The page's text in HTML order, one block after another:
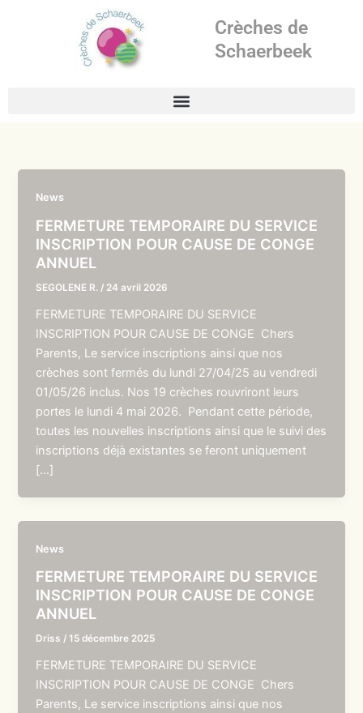
Crèches de
Schaerbeek
News
FERMETURE TEMPORAIRE DU SERVICE
INSCRIPTION POUR CAUSE DE CONGE
ANNUEL
SEGOLENE R. / 24 avril 2026
FERMETURE TEMPORAIRE DU SERVICE
INSCRIPTION POUR CAUSE DE CONGE Chers
Parents, Le service inscriptions ainsi que nos
crèches sont fermés du lundi 27/04/25 au vendredi
01/05/26 inclus. Nos 19 crèches rouvriront leurs
portes le lundi 4 mai 2026. Pendant cette période,
toutes les nouvelles inscriptions ainsi que le suivi des
inscriptions déjà existantes se feront uniquement
[…]
News
FERMETURE TEMPORAIRE DU SERVICE
INSCRIPTION POUR CAUSE DE CONGE
ANNUEL
Driss /15 décembre 2025
FERMETURE TEMPORAIRE DU SERVICE
INSCRIPTION POUR CAUSE DE CONGE Chers
Parents, Le service inscriptions ainsi que nos